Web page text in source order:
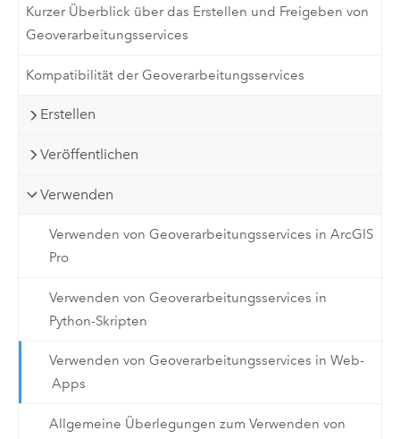
Kurzer Überblick über das Erstellen und Freigeben von
Geoverarbeitungsservices
Kompatibilität der Geoverarbeitungsservices
Erstellen
Veröffentlichen
Verwenden
Verwenden von Geoverarbeitungsservices in ArcGIS
Pro
Verwenden von Geoverarbeitungsservices in
Python-Skripten
Verwenden von Geoverarbeitungsservices in Web-
Apps
Allgemeine Überlegungen zum Verwenden von